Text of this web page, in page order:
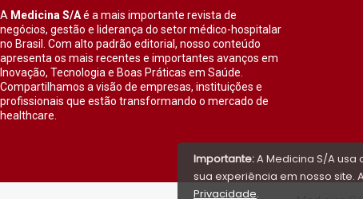
A Medicina S/Aé a mais importante revista de
negócios, gestão e liderança do setor médico-hospitalar
no Brasil. Com alto padrão editorial, nosso conteúdo
apresenta os mais recentes e importantes avanços em
Inovação, Tecnologia e Boas Práticas em Saúde.
Compartilhamos a visão de empresas, instituições e
profissionais que estão transformando o mercado de
healthcare.
Importante:A Medicina S/A
sua experiência em nosso site.
Privacidade.